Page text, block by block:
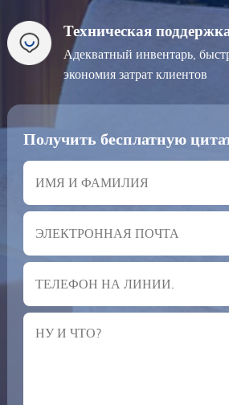
Техническая
Адекватный инвентарь,
экономия затрат клиентов
Получить бесплатную